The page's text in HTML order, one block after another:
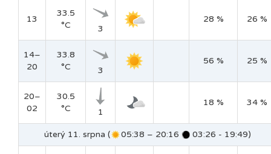
13
33.5
°C
3
28 % 26 %
14–
20
33.8
°C
3
56 % 25 %
20–
02
30.5
°C
1
18 % 34 %
úterý 11. srpna ( 05:38 – 20:16 03:26 - 19:49)